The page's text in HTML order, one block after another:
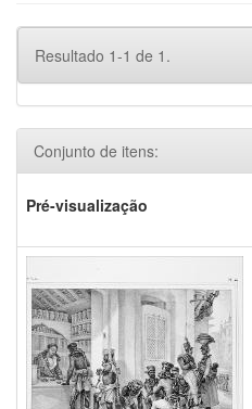
Resultado 1-1 de 1.
Conjunto de itens:
Pré-visualização